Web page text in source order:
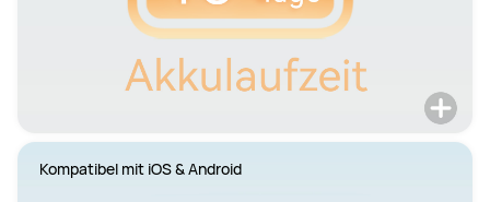
Kompatibel mit iOS & Android